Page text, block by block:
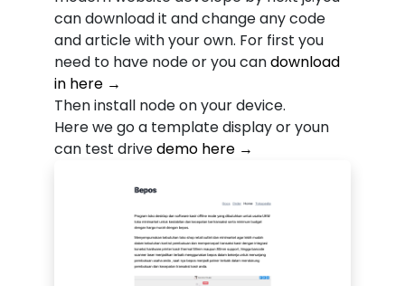
can download it and change any code
and article with your own. For first you
need to have node or you candownload
in here →
Then install node on your device.
Here we go a template display or youn
can test drivedemo here →